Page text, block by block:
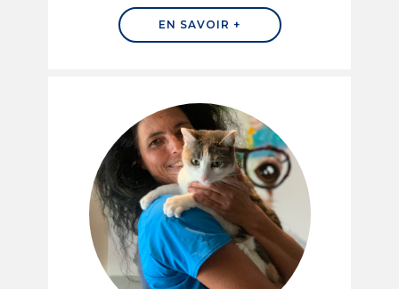
EN SAVOIR +